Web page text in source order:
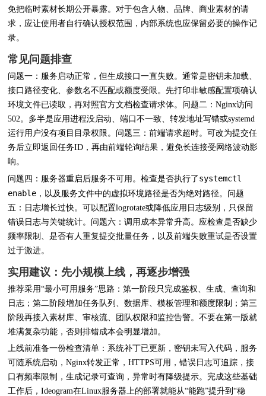
免把临时素材长期公开暴露。对于包含人物、品牌、商业素材的请
求，应让使用者自行确认授权范围，内部系统也应保留必要的操作记
录。
常见问题排查
问题一：服务启动正常，但生成接口一直失败。通常是密钥未加载、
接口路径变化、参数名不匹配或额度受限。先打印非敏感配置项确认
环境文件已读取，再对照官方文档检查请求体。问题二：Nginx访问
502。多半是应用进程没启动、端口不一致、转发地址写错或systemd
运行用户没有项目目录权限。问题三：前端请求超时。可改为提交任
务后立即返回任务ID，再由前端轮询结果，避免长连接受网络波动影
响。
问题四：服务器重启后服务不可用。检查是否执行了 systemctl
enable ，以及服务文件中的虚拟环境路径是否为绝对路径。问题
五：日志增长过快。可以配置logrotate或降低应用日志级别，只保留
错误日志与关键统计。问题六：调用成本异常升高。应检查是否缺少
频率限制、是否有人重复提交批量任务，以及前端失败重试是否设置
过于激进。
实用建议：先小规模上线，再逐步增强
推荐采用“最小可用服务”思路：第一阶段只完成鉴权、生成、查询和
日志；第二阶段增加任务队列、数据库、模板管理和额度限制；第三
阶段再接入素材库、审核流、团队权限和监控告警。不要在第一版就
堆满复杂功能，否则排错成本会明显增加。
上线前准备一份检查清单：系统补丁已更新，密钥未写入代码，服务
可随系统启动，Nginx转发正常，HTTPS可用，错误日志可追踪，接
口有频率限制，生成记录可查询，异常时有降级提示。完成这些基础
工作后，Ideogram在Linux服务器上的部署就能从“能跑”提升到“稳